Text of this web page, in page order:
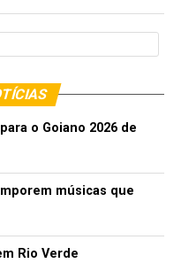
o Goiano 2026 de
músicas que
Rio Verde